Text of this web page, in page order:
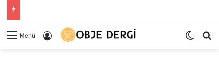
Menü Kayıt Ol Dış